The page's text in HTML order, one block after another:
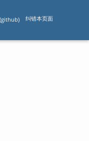
纠错本页面